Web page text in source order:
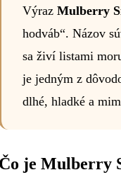
Výraz Mulberry
hodváb“. Názov
sa živí listami
je jedným z
dlhé, hladké a
je Mulberry